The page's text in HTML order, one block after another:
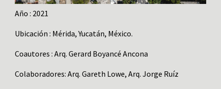
Año : 2021
Ubicación : Mérida, Yucatán, México.
Coautores : Arq. Gerard Boyancé Ancona
Colaboradores: Arq. Gareth Lowe, Arq. Jorge Ruíz